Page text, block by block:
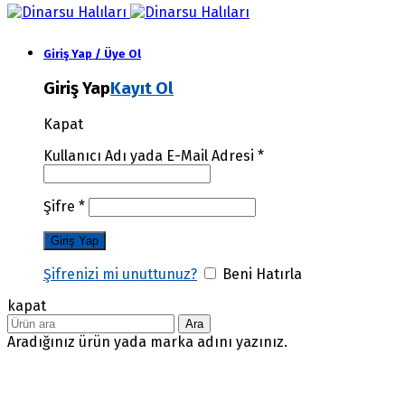
Giriş Yap / Üye Ol
Giriş YapKayıt Ol
Kapat
Kullanıcı Adı yada E-Mail Adresi *
Şifre *
Şifrenizi mi unuttunuz?
Beni Hatırla
kapat
Ara
Aradığınız ürün yada marka adını yazınız.